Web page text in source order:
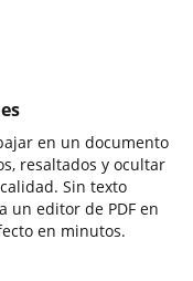
en un documento
resaltados y ocultar
Sin texto
un editor de PDF en
en minutos.